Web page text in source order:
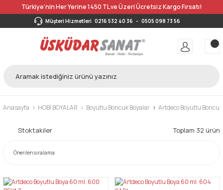
Türkiye’nin Her Yerine 1450 TL ve Üzeri Ücretsiz Kargo Fırsatı!
Müşteri Hizmetleri 0216 532 40 36 - 0505 098 73 56
Anasayfa HOBİ BOYALAR Boyutlu Boncuk Boyalar Artdeco Boyutlu
Stoktakiler Toplam 32 ürün